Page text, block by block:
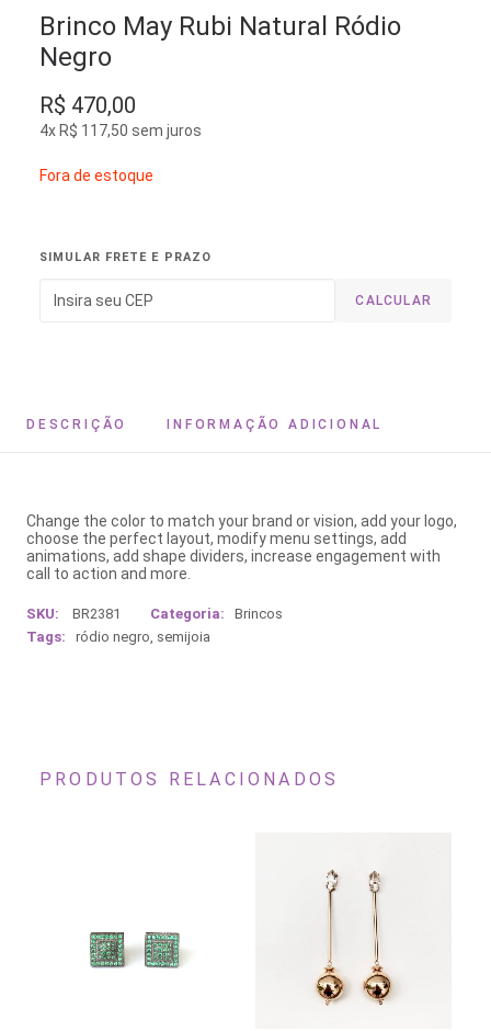
Brinco May Rubi Natural Ródio
Negro
R$ 470,00
4x R$ 117,50 sem juros
Fora de estoque
SIMULAR FRETE E PRAZO
CALCULAR
DESCRIÇÃO INFORMAÇÃO ADICIONAL
Change the color to match your brand or vision, add your logo,
choose the perfect layout, modify menu settings, add
animations, add shape dividers, increase engagement with
call to action and more.
SKU: BR2381 Categoria:
Brincos
Tags:
ródio negro, semijoia
PRODUTOS RELACIONADOS